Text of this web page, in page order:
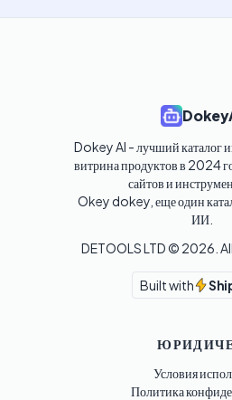
Dokey AI - лучший каталог
витрина продуктов в 2024
сайтов и
Okey dokey, еще один
ИИ.
DETOOLS LTD © 2026 .
Built with
Условия
Политика